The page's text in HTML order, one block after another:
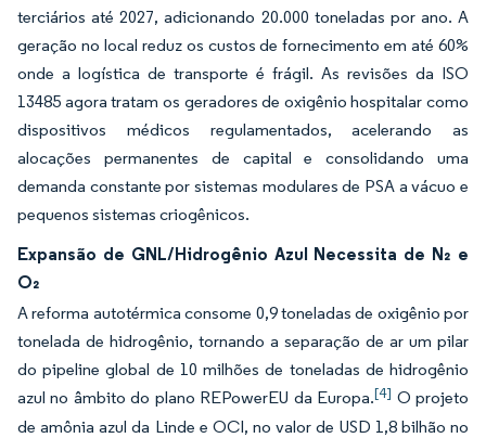
terciários até 2027, adicionando 20.000 toneladas por ano. A
geração no local reduz os custos de fornecimento em até 60%
onde a logística de transporte é frágil. As revisões da ISO
13485 agora tratam os geradores de oxigênio hospitalar como
dispositivos médicos regulamentados, acelerando as
alocações permanentes de capital e consolidando uma
demanda constante por sistemas modulares de PSA a vácuo e
pequenos sistemas criogênicos.
Expansão de GNL/Hidrogênio Azul Necessita de N₂ e
O₂
A reforma autotérmica consome 0,9 toneladas de oxigênio por
tonelada de hidrogênio, tornando a separação de ar um pilar
do pipeline global de 10 milhões de toneladas de hidrogênio
azul no âmbito do plano REPowerEU da Europa.[4] O projeto
de amônia azul da Linde e OCI, no valor de USD 1,8 bilhão no